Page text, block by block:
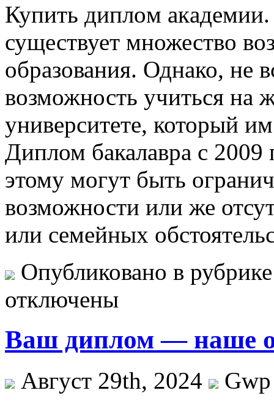
Купить диплoм
существует множество
образования. Однако, не
возможность учиться на
университете, который
Диплом бакалавра с
этому могут быть
возможности или же
или семейных
Опубликовано в
отключены
Ваш диплом — наше
Август 29th, 2024
Gwp